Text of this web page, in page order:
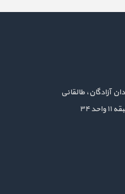
آزادگان، طالقانی
۳۴